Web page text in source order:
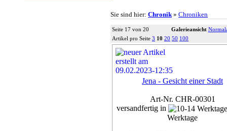
Sie sind hier: Chronik » Chroniken
Seite 17 von 20 Galerieansicht
Artikel pro Seite 3 10 20 50 100
Jena - Gesicht einer Stadt
Art-Nr. CHR-00301
versandfertig in
Werktage